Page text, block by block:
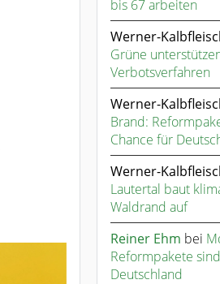
bis 67 arbeiten
Werner-
Grüne
Verbotsverfahren
Werner-
Brand:
Chance für
Werner-
Lautertal baut
Waldrand auf
Reiner Ehm bei
Reformpakete
Deutschland